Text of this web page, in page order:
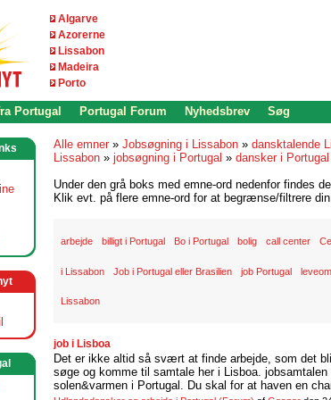
Algarve
Azorerne
Lissabon
Madeira
Porto
Portugal Portugal Forum Nyhedsbrev Søg
Alle emner » Jobsøgning i Lissabon » dansktalende
Lissabon » jobsøgning i Portugal » dansker i Portugal
Under den grå boks med emne-ord nedenfor findes
Klik evt. på flere emne-ord for at begrænse/filtrere
arbejde billigt i Portugal Bo i Portugal bolig call center
i Lissabon Job i Portugal eller Brasilien job Portugal
Lissabon
job i Lisboa
Det er ikke altid så svært at finde arbejde, som det
søge og komme til samtale her i Lisboa.
solen&varmen i Portugal. Du skal for at haven en